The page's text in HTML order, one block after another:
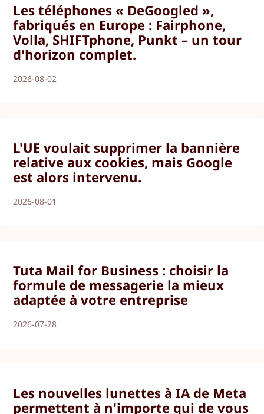
Les téléphones « DeGoogled »,
fabriqués en Europe : Fairphone,
Volla, SHIFTphone, Punkt – un tour
d'horizon complet.
2026-08-02
L'UE voulait supprimer la bannière
relative aux cookies, mais Google
est alors intervenu.
2026-08-01
Tuta Mail for Business : choisir la
formule de messagerie la mieux
adaptée à votre entreprise
2026-07-28
Les nouvelles lunettes à IA de Meta
permettent à n'importe qui de vous